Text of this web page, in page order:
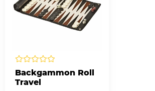
Backgammon Roll
Travel